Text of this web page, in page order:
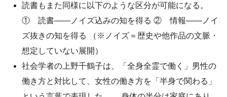
読書もまた同様に以下のような区分が可能になる。
① 読書――ノイズ込みの知を得る ② 情報――ノイ
ズ抜きの知を得る （※ノイズ＝歴史や他作品の文脈・
想定していない展開）
社会学者の上野千鶴子は、「全身全霊で働く」男性の
働き方と対比して、女性の働き方を「半身で関わる」